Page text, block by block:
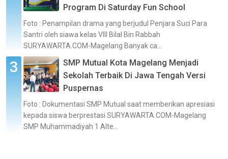
Program Di Saturday Fun School
Foto : Penampilan drama yang berjudul Penjara Suci Para
Santri oleh siawa kelas VIII Bilal Bin Rabbah
SURYAWARTA.COM-Magelang Banyak ca...
SMP Mutual Kota Magelang Menjadi
Sekolah Terbaik Di Jawa Tengah Versi
Puspernas
Foto : Dokumentasi SMP Mutual saat memberikan apresiasi
kepada siswa berprestasi SURYAWARTA.COM-Magelang
SMP Muhammadiyah 1 Alte...